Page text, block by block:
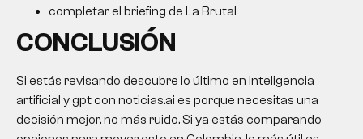
completar el briefing de La Brutal
CONCLUSIÓN
Si estás revisando descubre lo último en inteligencia
artificial y gpt con noticias.ai es porque necesitas una
decisión mejor, no más ruido. Si ya estás comparando